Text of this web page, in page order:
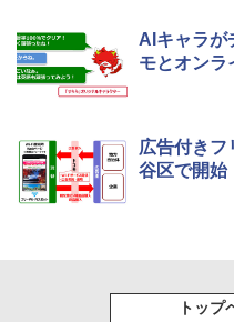
AIキャラが
モとオンラ
広告付きフ
谷区で開始
トップ